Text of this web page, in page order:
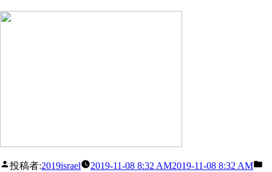
投稿者:2019israel 2019-11-08 8:32 AM2019-11-08 8:32 AM